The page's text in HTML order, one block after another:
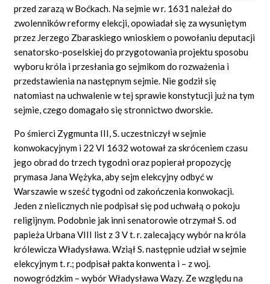
przed zarazą w Boćkach. Na sejmie w r. 1631 należał do
zwolenników reformy elekcji, opowiadał się za wysuniętym
przez Jerzego Zbaraskiego wnioskiem o powołaniu deputacji
senatorsko-poselskiej do przygotowania projektu sposobu
wyboru króla i przesłania go sejmikom do rozważenia i
przedstawienia na następnym sejmie. Nie godził się
natomiast na uchwalenie w tej sprawie konstytucji już na tym
sejmie, czego domagało się stronnictwo dworskie.
Po śmierci Zygmunta III, S. uczestniczył w sejmie
konwokacyjnym i 22 VI 1632 wotował za skróceniem czasu
jego obrad do trzech tygodni oraz popierał propozycję
prymasa Jana Wężyka, aby sejm elekcyjny odbyć w
Warszawie w sześć tygodni od zakończenia konwokacji.
Jeden z nielicznych nie podpisał się pod uchwałą o pokoju
religijnym. Podobnie jak inni senatorowie otrzymał S. od
papieża Urbana VIII list z 3 V t. r. zalecający wybór na króla
królewicza Władysława. Wziął S. następnie udział w sejmie
elekcyjnym t. r.; podpisał pakta konwenta i – z woj.
nowogródzkim – wybór Władysława Wazy. Ze względu na